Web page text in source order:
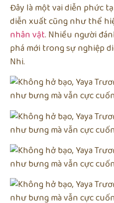
Đây là một vai diễn phức
diễn xuất cũng như thể
nhân vật. Nhiều người
phá mới trong sự nghiệp
Nhi.